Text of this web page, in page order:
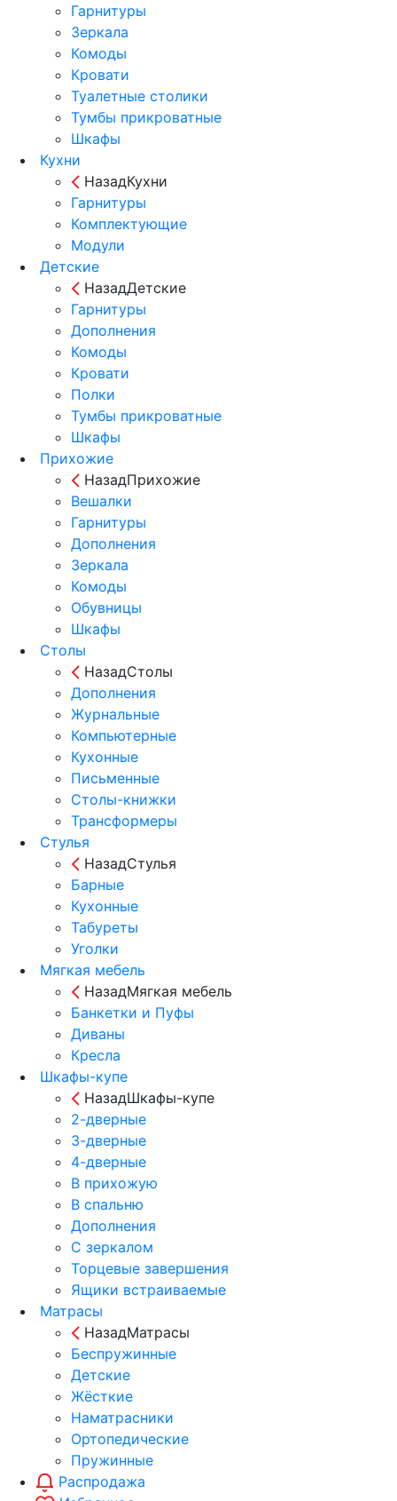
Гарнитуры
Зеркала
Комоды
Кровати
Туалетные столики
Тумбы прикроватные
Шкафы
Кухни
НазадКухни
Гарнитуры
Комплектующие
Модули
Детские
НазадДетские
Гарнитуры
Дополнения
Комоды
Кровати
Полки
Тумбы прикроватные
Шкафы
Прихожие
НазадПрихожие
Вешалки
Гарнитуры
Дополнения
Зеркала
Комоды
Обувницы
Шкафы
Столы
НазадСтолы
Дополнения
Журнальные
Компьютерные
Кухонные
Письменные
Столы-книжки
Трансформеры
Стулья
НазадСтулья
Барные
Кухонные
Табуреты
Уголки
Мягкая мебель
НазадМягкая мебель
Банкетки и Пуфы
Диваны
Кресла
Шкафы-купе
НазадШкафы-купе
2-дверные
3-дверные
4-дверные
В прихожую
В спальню
Дополнения
С зеркалом
Торцевые завершения
Ящики встраиваемые
Матрасы
НазадМатрасы
Беспружинные
Детские
Жёсткие
Наматрасники
Ортопедические
Пружинные
Распродажа